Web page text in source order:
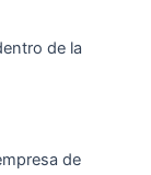
de la
de